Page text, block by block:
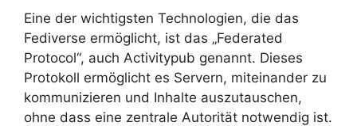
Eine der wichtigsten Technologien, die das
Fediverse ermöglicht, ist das „Federated
Protocol“, auch Activitypub genannt. Dieses
Protokoll ermöglicht es Servern, miteinander zu
kommunizieren und Inhalte auszutauschen,
ohne dass eine zentrale Autorität notwendig ist.